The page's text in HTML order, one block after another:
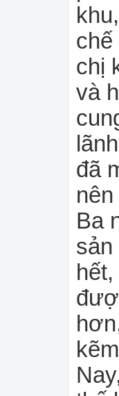
chế
chị
và
đã
Ba
sản